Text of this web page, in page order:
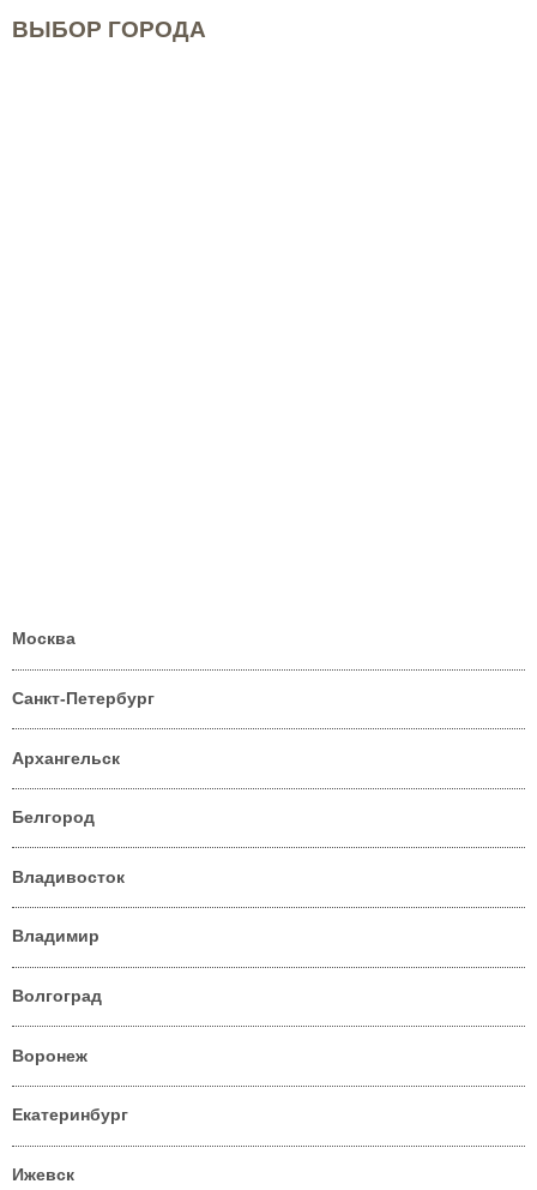
ВЫБОР ГОРОДА
Москва
Санкт-Петербург
Архангельск
Белгород
Владивосток
Владимир
Волгоград
Воронеж
Екатеринбург
Ижевск